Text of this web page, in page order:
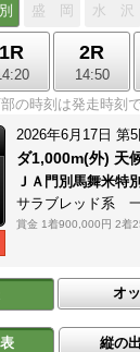
盛 岡 水 沢
1R 2R
14:50
の時刻は発走時刻で
2026年6月17日 第5
ダ1,000m(外) 天
ＪＡ門別馬舞米
サラブレッド系
賞金 1着900,000円 2着
オ
縦の